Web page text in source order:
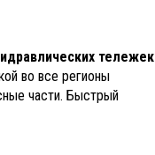
тележек
во все регионы
части. Быстрый